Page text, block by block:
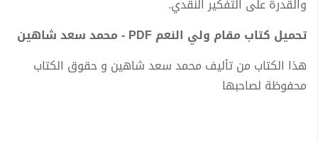
والقدرة على التفكير النقدي.
تحميل كتاب مقام ولي النعم PDF - محمد سعد شاهين
هذا الكتاب من تأليف محمد سعد شاهين و حقوق الكتاب
محفوظة لصاحبها